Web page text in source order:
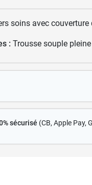
soins avec couverture
: Trousse souple pleine
sécurisé (CB, Apple Pay,